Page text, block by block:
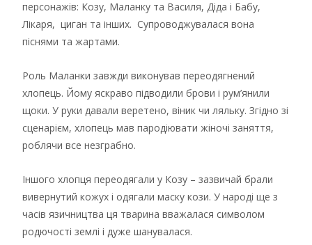
персонажів: Козу, Маланку та Василя, Діда і Бабу,
Лікаря, циган та інших. Супроводжувалася вона
піснями та жартами.
Роль Маланки завжди виконував переодягнений
хлопець. Йому яскраво підводили брови і рум’янили
щоки. У руки давали веретено, віник чи ляльку. Згідно зі
сценарієм, хлопець мав пародіювати жіночі заняття,
роблячи все незграбно.
Іншого хлопця переодягали у Козу – зазвичай брали
вивернутий кожух і одягали маску кози. У народі ще з
часів язичництва ця тварина вважалася символом
родючості землі і дуже шанувалася.